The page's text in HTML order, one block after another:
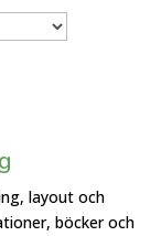
layout och
böcker och